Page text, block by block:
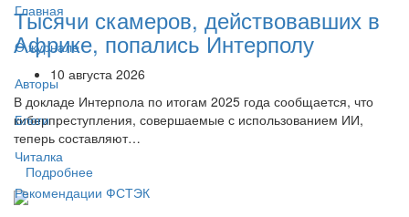
Главная
О журнале
Авторы
Блоги
Читалка
Рекомендации ФСТЭК
Тысячи скамеров, действовавших в
Африке, попались Интерполу
10 августа 2026
В докладе Интерпола по итогам 2025 года сообщается, что
киберпреступления, совершаемые с использованием ИИ,
теперь составляют…
Подробнее